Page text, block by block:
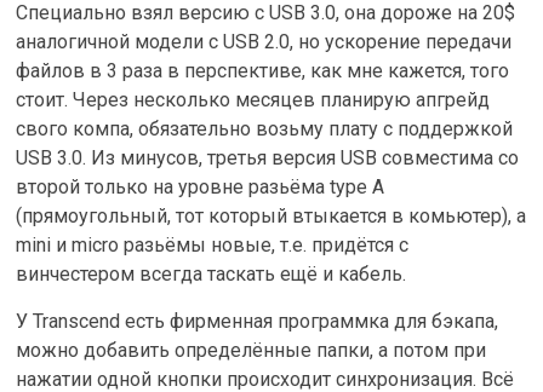
Специально взял версию с USB 3.0, она дороже на 20$
аналогичной модели с USB 2.0, но ускорение передачи
файлов в 3 раза в перспективе, как мне кажется, того
стоит. Через несколько месяцев планирую апгрейд
свого компа, обязательно возьму плату с поддержкой
USB 3.0. Из минусов, третья версия USB совместима со
второй только на уровне разьёма type A
(прямоугольный, тот который втыкается в комьютер), а
mini и micro разьёмы новые, т.е. придётся с
винчестером всегда таскать ещё и кабель.
У Transcend есть фирменная программка для бэкапа,
можно добавить определённые папки, а потом при
нажатии одной кнопки происходит синхронизация. Всё